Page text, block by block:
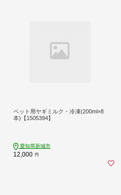
ペット用ヤギミルク・冷凍(200ml×8
本)【1505394】
愛知県新城市
12,000 円